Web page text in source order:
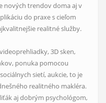
nových trendov doma aj v
do praxe s cieľom
realitné služby.
3D sken,
ponuka pomocou
sietí, aukcie, to je
realitného makléra.
aj dobrým psychológom,